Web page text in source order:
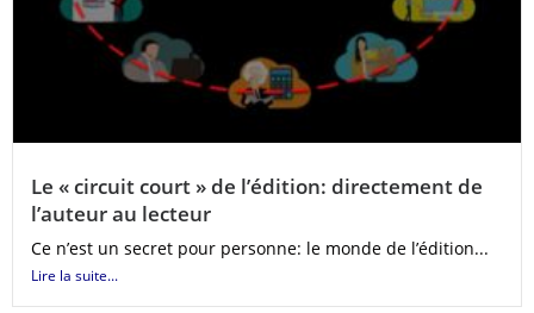
Le « circuit court » de l’édition: directement de
l’auteur au lecteur
Ce n’est un secret pour personne: le monde de l’édition...
Lire la suite...